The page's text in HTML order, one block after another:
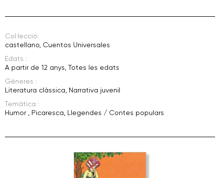
Col·lecció:
castellano, Cuentos Universales
Edats :
A partir de 12 anys, Totes les edats
Gèneres :
Literatura clàssica, Narrativa juvenil
Temàtica :
Humor , Picaresca, Llegendes / Contes populars